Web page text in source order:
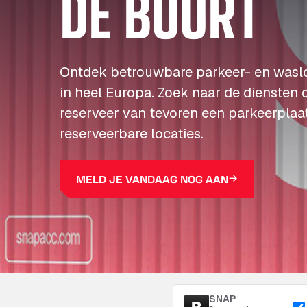
Ontdek betrouwbare parkeer- en
in heel Europa. Zoek naar de diensten
reserveer van tevoren een
reserveerbare locaties.
MELD JE VANDAAG NOG AAN
SNAP